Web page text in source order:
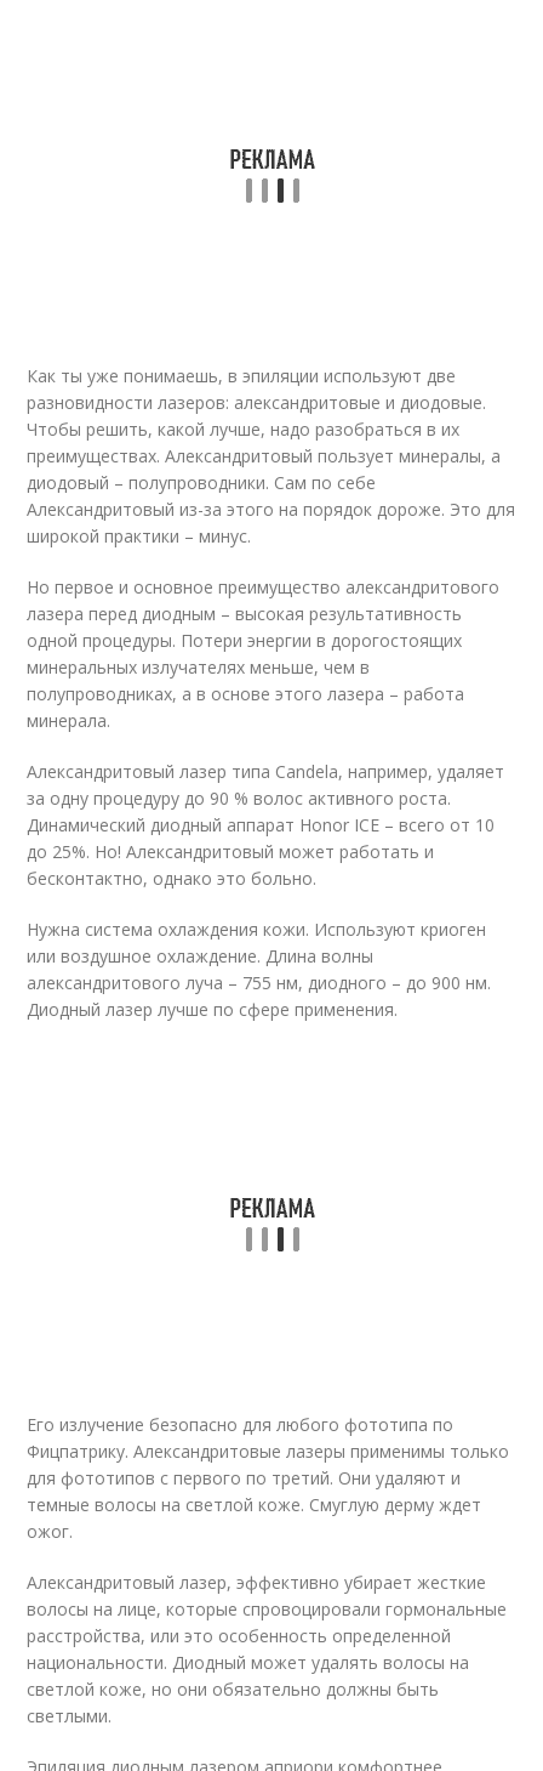
Как ты уже понимаешь, в эпиляции используют две
разновидности лазеров: александритовые и диодовые.
Чтобы решить, какой лучше, надо разобраться в их
преимуществах. Александритовый пользует минералы, а
диодовый – полупроводники. Сам по себе
Александритовый из-за этого на порядок дороже. Это для
широкой практики – минус.
Но первое и основное преимущество александритового
лазера перед диодным – высокая результативность
одной процедуры. Потери энергии в дорогостоящих
минеральных излучателях меньше, чем в
полупроводниках, а в основе этого лазера – работа
минерала.
Александритовый лазер типа Candela, например, удаляет
за одну процедуру до 90 % волос активного роста.
Динамический диодный аппарат Honor ICE – всего от 10
до 25%. Но! Александритовый может работать и
бесконтактно, однако это больно.
Нужна система охлаждения кожи. Используют криоген
или воздушное охлаждение. Длина волны
александритового луча – 755 нм, диодного – до 900 нм.
Диодный лазер лучше по сфере применения.
Его излучение безопасно для любого фототипа по
Фицпатрику. Александритовые лазеры применимы только
для фототипов с первого по третий. Они удаляют и
темные волосы на светлой коже. Смуглую дерму ждет
ожог.
Александритовый лазер, эффективно убирает жесткие
волосы на лице, которые спровоцировали гормональные
расстройства, или это особенность определенной
национальности. Диодный может удалять волосы на
светлой коже, но они обязательно должны быть
светлыми.